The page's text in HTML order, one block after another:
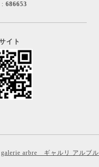
: 686653
イト
galerie arbre ギャルリ アルブル